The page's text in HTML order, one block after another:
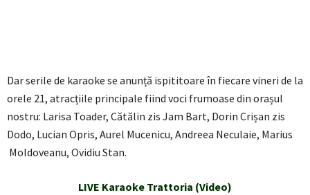
Dar serile de karaoke se anunță ispititoare în fiecare vineri de la
orele 21, atracțiile principale fiind voci frumoase din orașul
nostru: Larisa Toader, Cătălin zis Jam Bart, Dorin Crișan zis
Dodo, Lucian Opris, Aurel Mucenicu, Andreea Neculaie, Marius
Moldoveanu, Ovidiu Stan.
LIVE Karaoke Trattoria (Video)